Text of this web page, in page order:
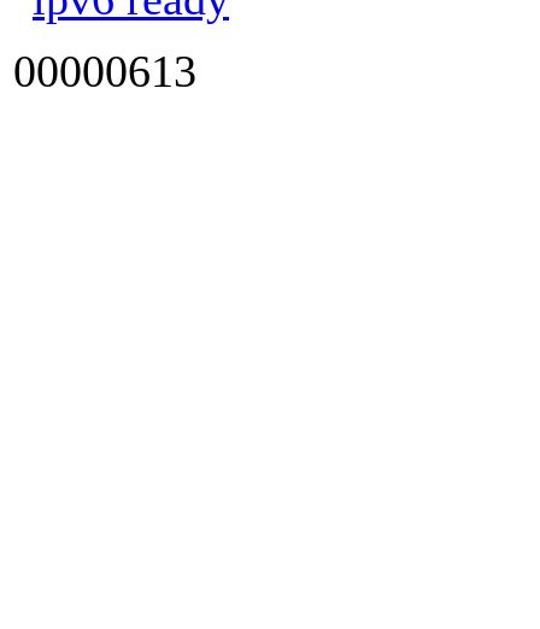
00000613